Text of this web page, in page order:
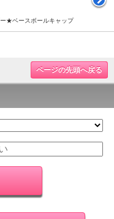
★ベースボールキャップ
ページの先頭へ戻る